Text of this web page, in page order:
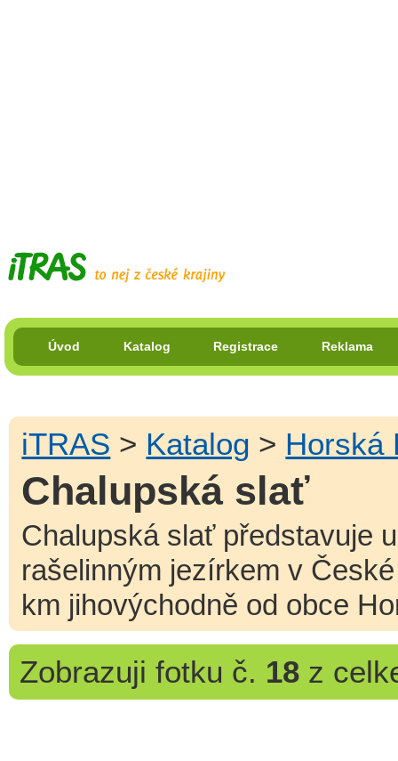
Úvod Katalog Registrace Reklama
iTRAS > Katalog > Horská
Chalupská slať
Chalupská slať představuje
rašelinným jezírkem v
km jihovýchodně od obce
Zobrazuji fotku č. 18z